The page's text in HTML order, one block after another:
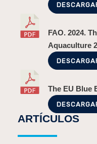
FAO. 2024.
Aquaculture
The EU Blue
ARTÍCULOS